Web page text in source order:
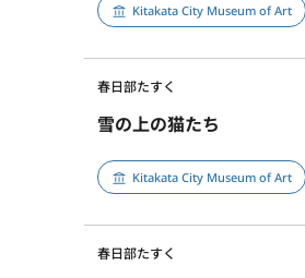
Kitakata City Museum of Art
雪の上の猫たち
春日部たすく
Kitakata City Museum of Art
春日部たすく